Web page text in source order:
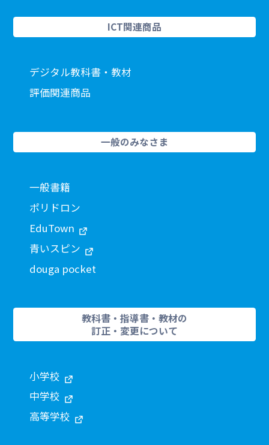
ICT関連商品
デジタル教科書・教材
評価関連商品
一般のみなさま
一般書籍
ポリドロン
EduTown
青いスピン
douga pocket
教科書・指導書・教材の
訂正・変更について
小学校
中学校
高等学校